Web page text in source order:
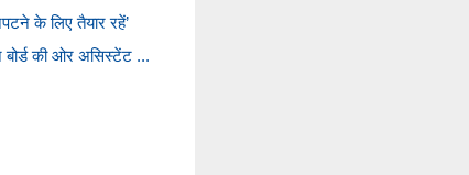
के लिए तैयार रहें’
बोर्ड की ओर असिस्टेंट ...